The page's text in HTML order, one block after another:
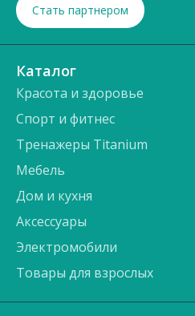
Стать партнером
Каталог
Красота и здоровье
Спорт и фитнес
Тренажеры Titanium
Мебель
Дом и кухня
Аксессуары
Электромобили
Товары для взрослых